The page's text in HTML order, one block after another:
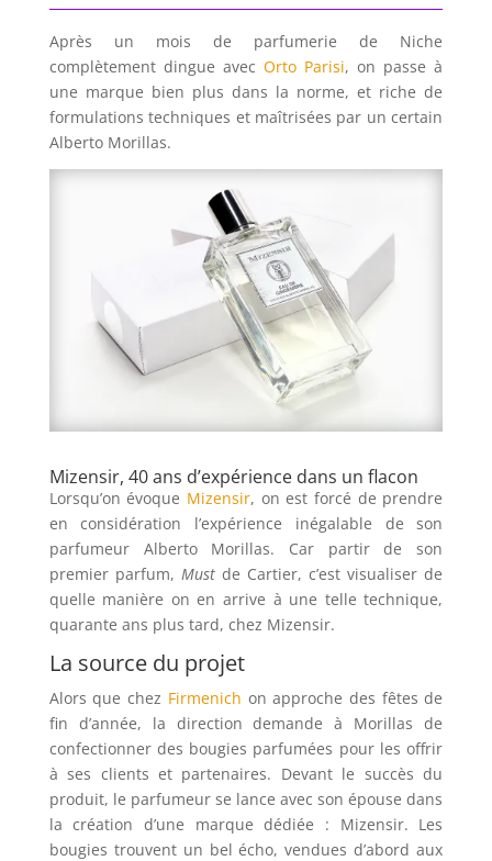
Après un mois de parfumerie de Niche
complètement dingue avec Orto Parisi, on passe à
une marque bien plus dans la norme, et riche de
formulations techniques et maîtrisées par un certain
Alberto Morillas.
Mizensir, 40 ans d’expérience dans un flacon
Lorsqu’on évoque Mizensir, on est forcé de prendre
en considération l’expérience inégalable de son
parfumeur Alberto Morillas. Car partir de son
premier parfum, Mustde Cartier, c’est visualiser de
quelle manière on en arrive à une telle technique,
quarante ans plus tard, chez Mizensir.
La source du projet
Alors que chez Firmenich on approche des fêtes de
fin d’année, la direction demande à Morillas de
confectionner des bougies parfumées pour les offrir
à ses clients et partenaires. Devant le succès du
produit, le parfumeur se lance avec son épouse dans
la création d’une marque dédiée : Mizensir. Les
bougies trouvent un bel écho, vendues d’abord aux